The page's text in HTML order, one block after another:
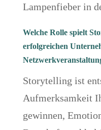
Lampenfieber in
Welche Rolle spielt
erfolgreichen
Storytelling ist
Aufmerksamkeit
gewinnen,